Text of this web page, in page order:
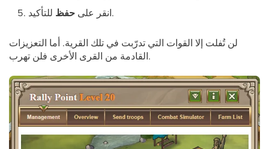
انقر على حفظ للتأكيد.
لن تُفلت إلا القوات التي تدرّبت في تلك القرية. أما التعزيزات
القادمة من القرى الأخرى فلن تهرب.